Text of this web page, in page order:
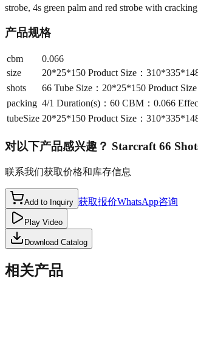
strobe, 4s green palm and red strobe with
产品规格
cbm
0.066
size
20*25*150 Product Size：
shots
66 Tube Size：20*25*150 Product
packing 4/1 Duration(s)：60 CBM：0.066
tubeSize 20*25*150 Product Size：
对以下产品感兴趣？ Starcraft 66
联系我们获取价格和库存信息
Add to Inquiry 获取报价WhatsApp咨询
Play Video
Download Catalog
相关产品